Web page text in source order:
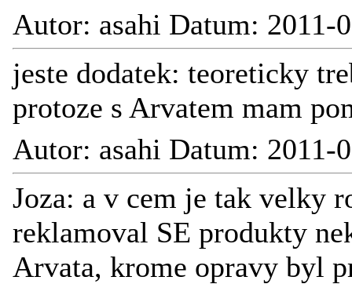
Autor: asahi Datum: 2011-
jeste dodatek: teoreticky
protoze s Arvatem mam
Autor: asahi Datum: 2011-
Joza: a v cem je tak velky
reklamoval SE produkty
Arvata, krome opravy byl